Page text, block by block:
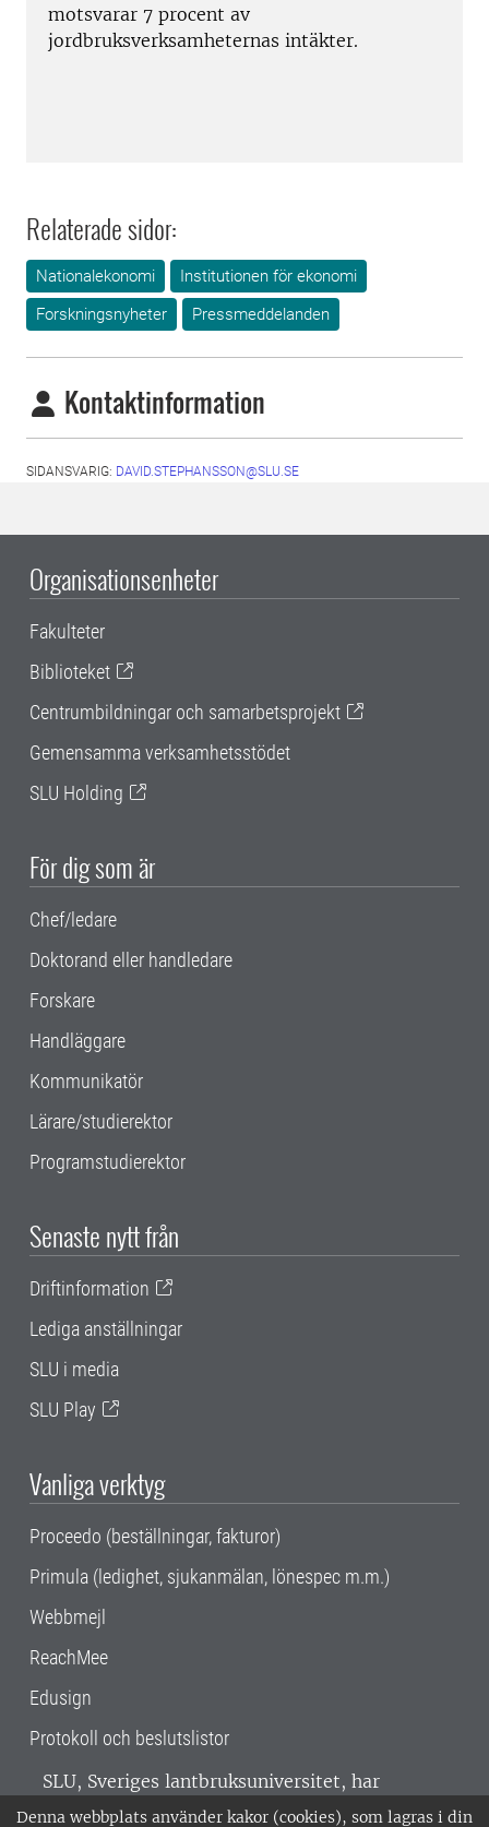
Denna webbplats använder kakor (cookies), som lagras i din
motsvarar 7 procent av
jordbruksverksamheternas intäkter.
Relaterade sidor:
Nationalekonomi
Institutionen för ekonomi
Forskningsnyheter
Pressmeddelanden
Kontaktinformation
SIDANSVARIG: DAVID.STEPHANSSON@SLU.SE
Organisationsenheter
Fakulteter
Biblioteket
Centrumbildningar och samarbetsprojekt
Gemensamma verksamhetsstödet
SLU Holding
För dig som är
Chef/ledare
Doktorand eller handledare
Forskare
Handläggare
Kommunikatör
Lärare/studierektor
Programstudierektor
Senaste nytt från
Driftinformation
Lediga anställningar
SLU i media
SLU Play
Vanliga verktyg
Proceedo (beställningar, fakturor)
Primula (ledighet, sjukanmälan, lönespec m.m.)
Webbmejl
ReachMee
Edusign
Protokoll och beslutslistor
SLU, Sveriges lantbruksuniversitet, har
verksamhet över hela Sverige. Huvudorter är